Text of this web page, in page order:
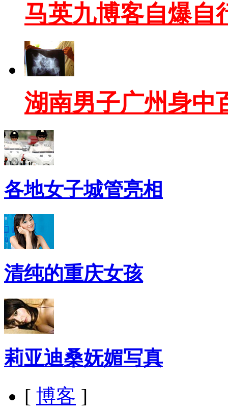
马英九博客自爆自
湖南男子广州身中
各地女子城管亮相
清纯的重庆女孩
莉亚迪桑妩媚写真
[ 博客 ]